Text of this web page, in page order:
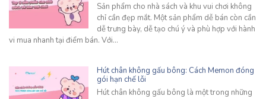
Sản phẩm cho nhà sách và khu vui chơi không
chỉ cần đẹp mắt. Một sản phẩm dễ bán còn cần
dễ trưng bày, dễ tạo chú ý và phù hợp với hành
vi mua nhanh tại điểm bán. Với…
Hút chân không gấu bông: Cách Memon đóng
gói hạn chế lỗi
Hút chân không gấu bông là một trong những